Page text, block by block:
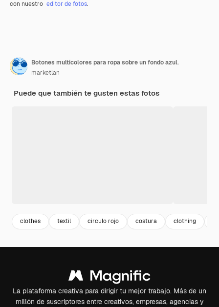
con nuestro editor de fotos.
Botones multicolores para ropa sobre un fondo azul.
marketlan
Puede que también te gusten estas fotos
clothes textil circulo rojo costura clothing
La plataforma creativa para dirigir tu mejor trabajo. Más de un
millón de suscriptores entre creativos, empresas, agencias y